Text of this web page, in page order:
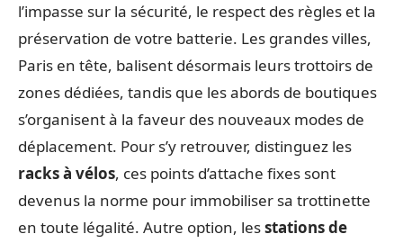
l’impasse sur la sécurité, le respect des règles et la
préservation de votre batterie. Les grandes villes,
Paris en tête, balisent désormais leurs trottoirs de
zones dédiées, tandis que les abords de boutiques
s’organisent à la faveur des nouveaux modes de
déplacement. Pour s’y retrouver, distinguez les
racks à vélos, ces points d’attache fixes sont
devenus la norme pour immobiliser sa trottinette
en toute légalité. Autre option, lesstations de